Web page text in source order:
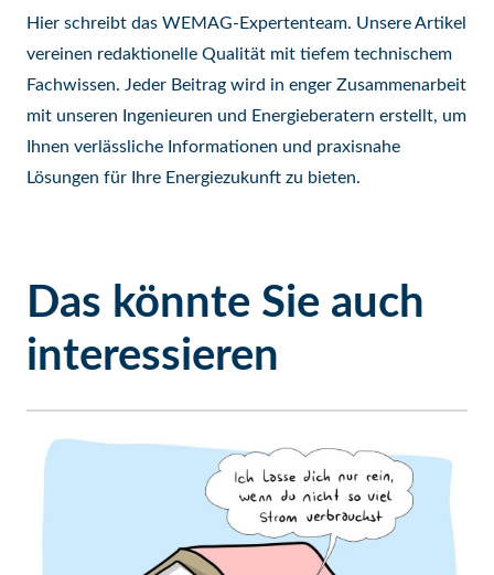
Hier schreibt das WEMAG-Expertenteam. Unsere Artikel
vereinen redaktionelle Qualität mit tiefem technischem
Fachwissen. Jeder Beitrag wird in enger Zusammenarbeit
mit unseren Ingenieuren und Energieberatern erstellt, um
Ihnen verlässliche Informationen und praxisnahe
Lösungen für Ihre Energiezukunft zu bieten.
Das könnte Sie auch
interessieren